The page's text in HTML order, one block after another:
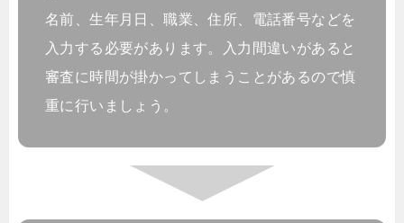
名前、生年月日、職業、住所、電話番号などを
入力する必要があります。入力間違いがあると
審査に時間が掛かってしまうことがあるので慎
重に行いましょう。